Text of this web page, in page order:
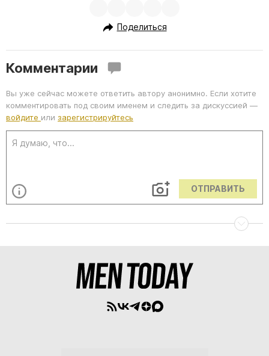
Поделиться
Комментарии
Вы уже сейчас можете ответить автору анонимно. Если хотите
комментировать под своим именем и следить за дискуссией —
войдите или зарегистрируйтесь
ОТПРАВИТЬ